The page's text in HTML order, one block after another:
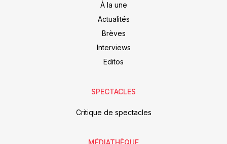
À la une
Actualités
Brèves
Interviews
Editos
SPECTACLES
Critique de spectacles
MÉDIATHÈQUE